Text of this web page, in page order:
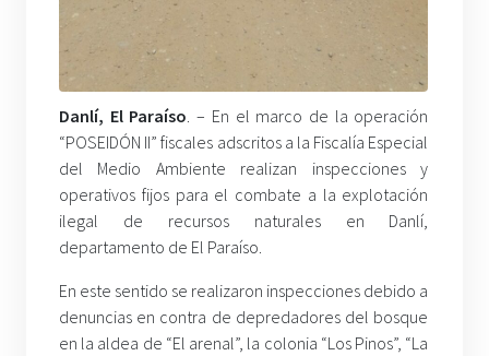
Danlí, El Paraíso. – En el marco de la operación
“POSEIDÓN II” fiscales adscritos a la Fiscalía Especial
del Medio Ambiente realizan inspecciones y
operativos fijos para el combate a la explotación
ilegal de recursos naturales en Danlí,
departamento de El Paraíso.
En este sentido se realizaron inspecciones debido a
denuncias en contra de depredadores del bosque
en la aldea de “El arenal”, la colonia “Los Pinos”, “La